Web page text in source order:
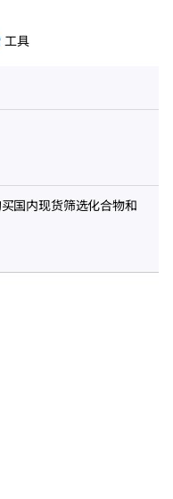
工具
国内现货筛选化合物和